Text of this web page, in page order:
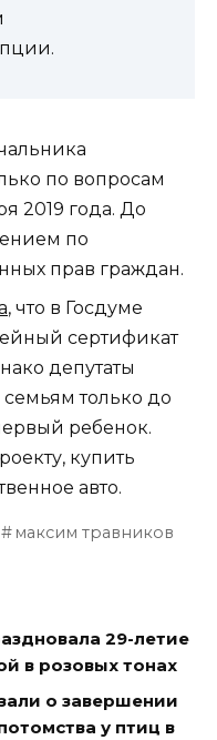
по вопросам
2019 года. До
по
прав граждан.
, что в Госдуме
сертификат
депутаты
только до
ребенок.
купить
авто.
максим травников
29-летие
в розовых тонах
о завершении
у птиц в